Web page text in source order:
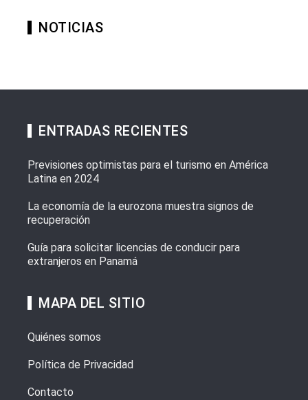
NOTICIAS
ENTRADAS RECIENTES
Previsiones optimistas para el turismo en América
Latina en 2024
La economía de la eurozona muestra signos de
recuperación
Guía para solicitar licencias de conducir para
extranjeros en Panamá
MAPA DEL SITIO
Quiénes somos
Política de Privacidad
Contacto